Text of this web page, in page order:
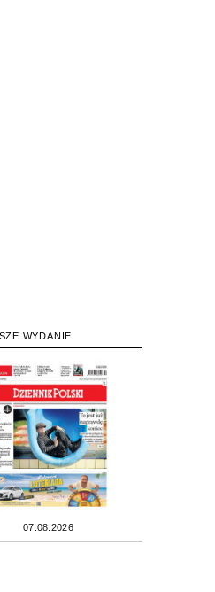
WYDANIE
07.08.2026